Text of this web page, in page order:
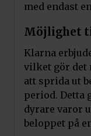
med endast
Möjlighet
Klarna
vilket gör det
att sprida ut
period. Detta
dyrare varor
beloppet på